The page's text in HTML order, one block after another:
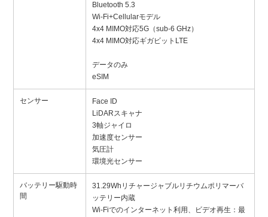
Bluetooth 5.3
Wi-Fi+Cellularモデル
4x4 MIMO対応5G（sub-6 GHz）
4x4 MIMO対応ギガビットLTE
データのみ
eSIM
センサー
Face ID
LiDARスキャナ
3軸ジャイロ
加速度センサー
気圧計
環境光センサー
バッテリー駆動時
間
31.29Whリチャージャブルリチウムポリマーバ
ッテリー内蔵
Wi-Fiでのインターネット利用、ビデオ再生：最